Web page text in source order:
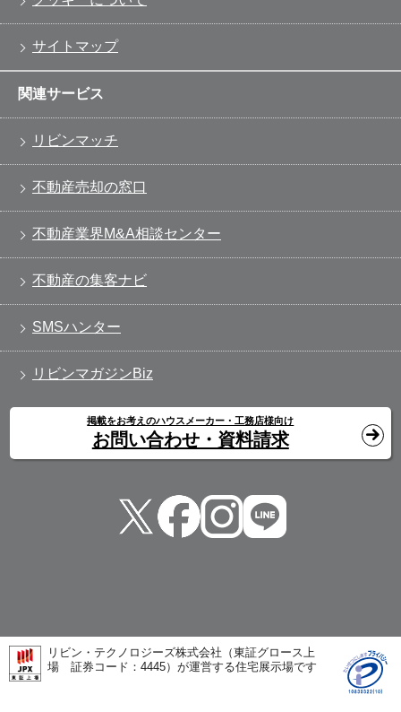
サイトマップ
関連サービス
リビンマッチ
不動産売却の窓口
不動産業界M&A相談センター
不動産の集客ナビ
SMSハンター
リビンマガジンBiz
掲載をお考えのハウスメーカー・工務店様向け
お問い合わせ・資料請求
リビン・テクノロジーズ株式会社（東証グロース上
場 証券コード：4445）が運営する住宅展示場です